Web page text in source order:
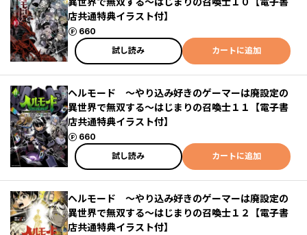
店共通特典イラスト付】
660
ポイント
試し読み
カートに追加
ヘルモード ～やり込み好きのゲーマーは廃設定の
異世界で無双する～はじまりの召喚士１１【電子書
店共通特典イラスト付】
660
ポイント
試し読み
カートに追加
ヘルモード ～やり込み好きのゲーマーは廃設定の
異世界で無双する～はじまりの召喚士１２【電子書
店共通特典イラスト付】